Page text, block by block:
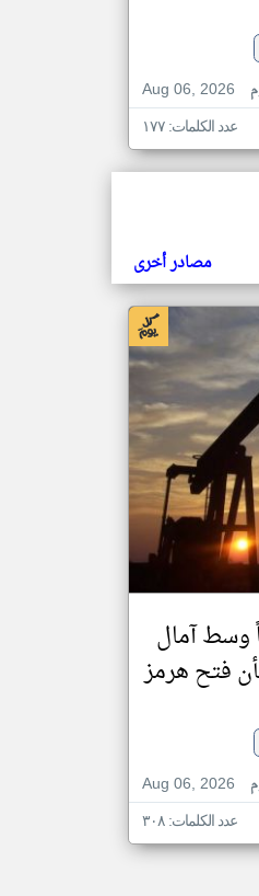
Aug 06, 2026
عدد الكلمات: ١٧٧
مصادر أخرى
وسط آمال
فتح هرمز
Aug 06, 2026
عدد الكلمات: ٣٠٨